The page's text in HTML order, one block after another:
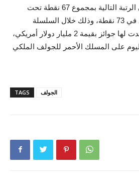
الفليبيني ميغل تابوينا في الرتبة التالية بمجموع 67 نقطة تحت
المعدل المطلوب المحدد في 73 نقطة، وذلك خلال السلسلة
الدولية المغربية التي رصدت لها جوائز بقيمة 2 مليار دولار أمريكي،
على المسلك الأحمر للجولف الملكي
TAGS الجولف